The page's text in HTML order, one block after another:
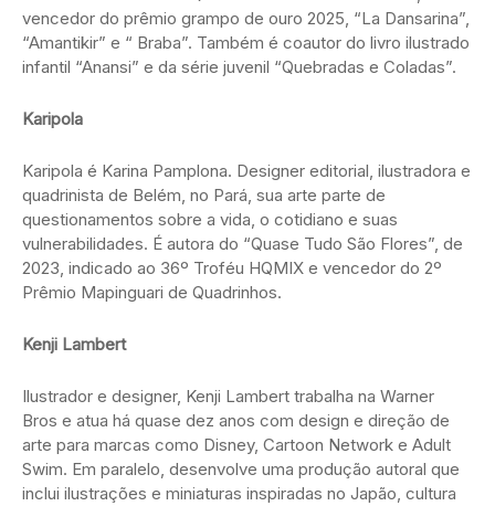
vencedor do prêmio grampo de ouro 2025, “La Dansarina”,
“Amantikir” e “ Braba”. Também é coautor do livro ilustrado
infantil “Anansi” e da série juvenil “Quebradas e Coladas”.
Karipola
Karipola é Karina Pamplona. Designer editorial, ilustradora e
quadrinista de Belém, no Pará, sua arte parte de
questionamentos sobre a vida, o cotidiano e suas
vulnerabilidades. É autora do “Quase Tudo São Flores”, de
2023, indicado ao 36º Troféu HQMIX e vencedor do 2º
Prêmio Mapinguari de Quadrinhos.
Kenji Lambert
Ilustrador e designer, Kenji Lambert trabalha na Warner
Bros e atua há quase dez anos com design e direção de
arte para marcas como Disney, Cartoon Network e Adult
Swim. Em paralelo, desenvolve uma produção autoral que
inclui ilustrações e miniaturas inspiradas no Japão, cultura